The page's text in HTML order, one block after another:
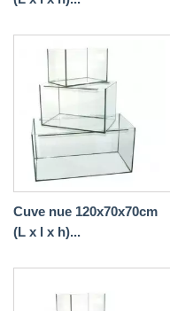
Cuve nue 120x70x70cm
(L x l x h)...